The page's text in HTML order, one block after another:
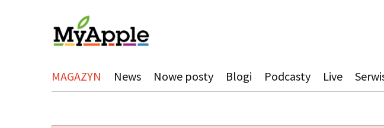
MAGAZYN News Nowe posty Blogi Podcasty Live